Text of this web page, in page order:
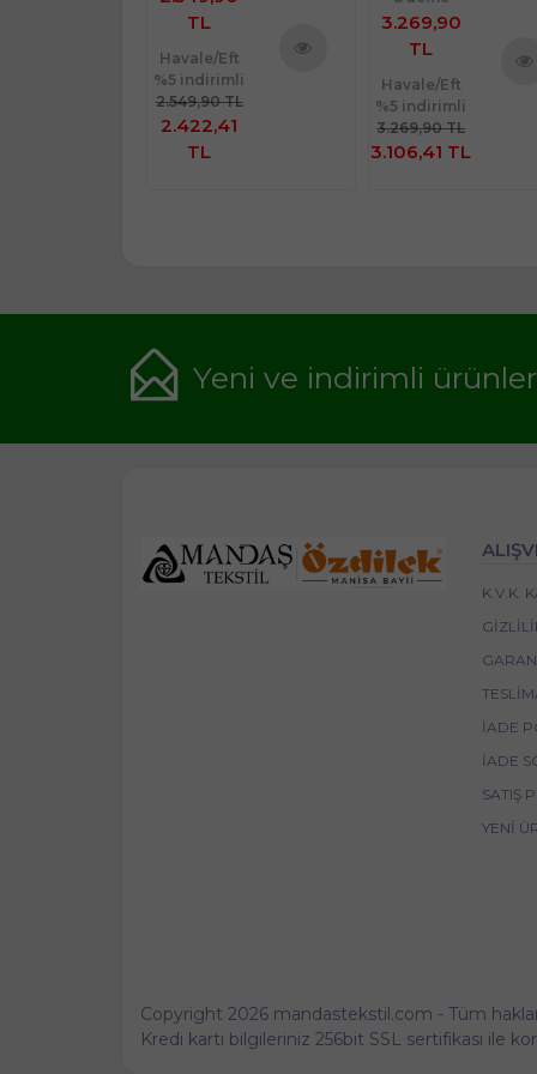
TL
Havale/Eft
%5 indirimli
2.549,90 TL
2.422,41
TL
3.269,90
TL
Havale/Eft
%5 indirimli
3.269,90 TL
3.106,41 TL
Yeni ve indirimli
K.V.K.
İADE
İADE
SATIŞ
YENI
Copyright 2026 mandastekstil.com - Tüm hakları
Kredi kartı bilgileriniz 256bit SSL sertifikası ile